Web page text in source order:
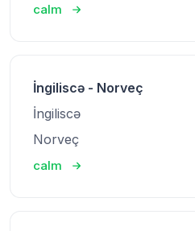
calm
İngiliscə - Norveç
İngiliscə
Norveç
calm